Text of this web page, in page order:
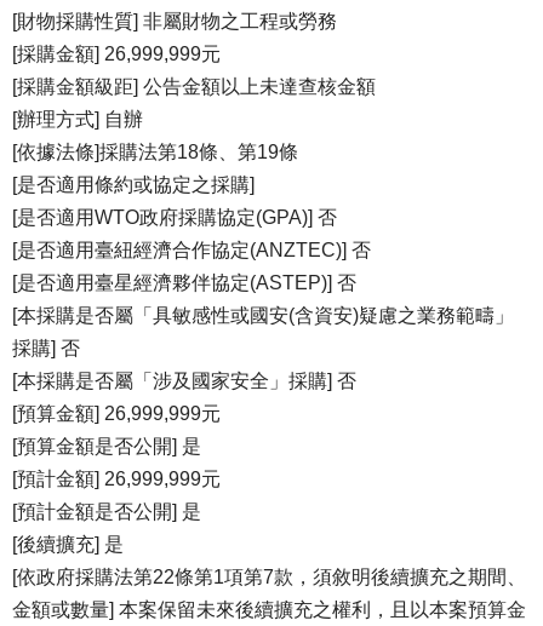
[財物採購性質] 非屬財物之工程或勞務
[採購金額] 26,999,999元
[採購金額級距] 公告金額以上未達查核金額
[辦理方式] 自辦
[依據法條]採購法第18條、第19條
[是否適用條約或協定之採購]
[是否適用WTO政府採購協定(GPA)] 否
[是否適用臺紐經濟合作協定(ANZTEC)] 否
[是否適用臺星經濟夥伴協定(ASTEP)] 否
[本採購是否屬「具敏感性或國安(含資安)疑慮之業務範疇」
採購] 否
[本採購是否屬「涉及國家安全」採購] 否
[預算金額] 26,999,999元
[預算金額是否公開] 是
[預計金額] 26,999,999元
[預計金額是否公開] 是
[後續擴充] 是
[依政府採購法第22條第1項第7款，須敘明後續擴充之期間、
金額或數量] 本案保留未來後續擴充之權利，且以本案預算金